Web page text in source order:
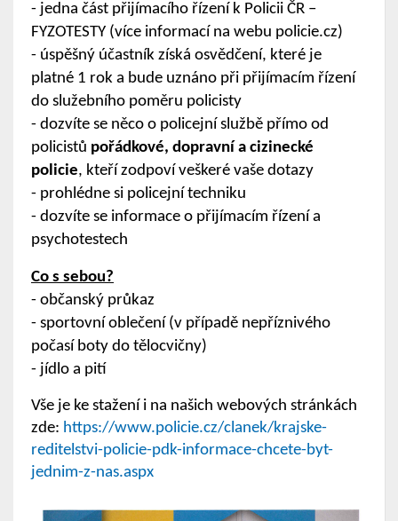
- jedna část přijímacího řízení k Policii ČR –
FYZOTESTY (více informací na webu policie.cz)
- úspěšný účastník získá osvědčení, které je
platné 1 rok a bude uznáno při přijímacím řízení
do služebního poměru policisty
- dozvíte se něco o policejní službě přímo od
policistů pořádkové, dopravní a cizinecké
policie, kteří zodpoví veškeré vaše dotazy
- prohlédne si policejní techniku
- dozvíte se informace o přijímacím řízení a
psychotestech
Co s sebou?
- občanský průkaz
- sportovní oblečení (v případě nepříznivého
počasí boty do tělocvičny)
- jídlo a pití
Vše je ke stažení i na našich webových stránkách
zde: https://www.policie.cz/clanek/krajske-
reditelstvi-policie-pdk-informace-chcete-byt-
jednim-z-nas.aspx